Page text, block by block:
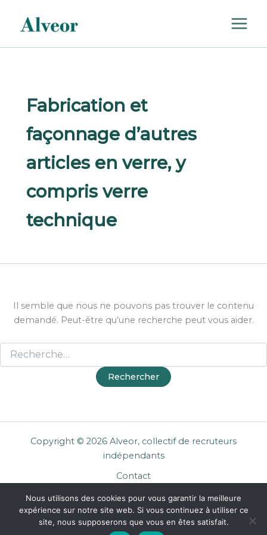
contenu
Fabrication et
façonnage d’autres
articles en verre, y
compris verre
technique
Il semble que nous ne pouvons pas trouver le contenu
demandé. Peut-être qu’une recherche peut vous aider.
Copyright © 2026 Alveor, collectif de recruteurs
indépendants
Contact
Mentions légales
Confidentialité
Nous utilisons des cookies pour vous garantir la meilleure
expérience sur notre site web. Si vous continuez à utiliser ce
site, nous supposerons que vous en êtes satisfait.